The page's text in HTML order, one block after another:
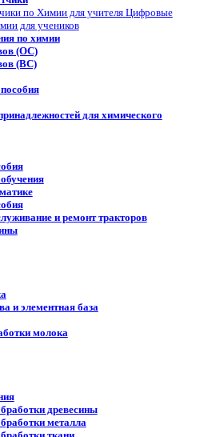
по Химии для учителя Цифровые
для учеников
по химии
(ОС)
(ВС)
для химического
и ремонт тракторов
и элементная база
молока
древесины
металла